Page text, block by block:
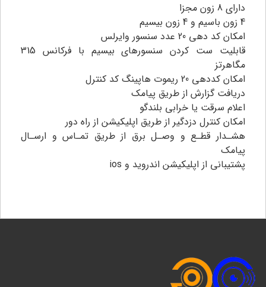
دارای 8 زون مجزا
4 زون باسیم و 4 زون بیسیم
امکان کد دهی 20 عدد سنسور وایرلس
قابلیت ست کردن سنسورهای بیسیم با فرکانس 315
مگاهرتز
امکان کددهی 20 ریموت هاپینگ کد کنترل
دریافت گزارش از طریق پیامک
اعلام سرقت یا خرابی بلندگو
امکان کنترل دزدگیر از طریق اپلیکیشن از راه دور
هشـدار قطـع و وصـل برق از طریق تمـاس و ارسـال
پیامک
پشتیبانی از اپلیکیشن اندروید و ios